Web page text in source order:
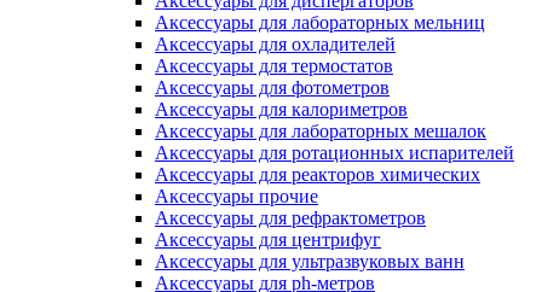
Аксессуары для лабораторных мельниц
Аксессуары для охладителей
Аксессуары для термостатов
Аксессуары для фотометров
Аксессуары для калориметров
Аксессуары для лабораторных мешалок
Аксессуары для ротационных испарителей
Аксессуары для реакторов химических
Аксессуары прочие
Аксессуары для рефрактометров
Аксессуары для центрифуг
Аксессуары для ультразвуковых ванн
Аксессуары для ph-метров